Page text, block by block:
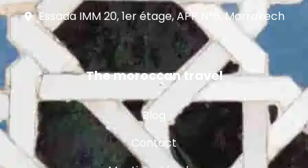
Essada IMM 20, 1er étage, APP N°6, Marrakech
The moroccan travel
Blog
Contact